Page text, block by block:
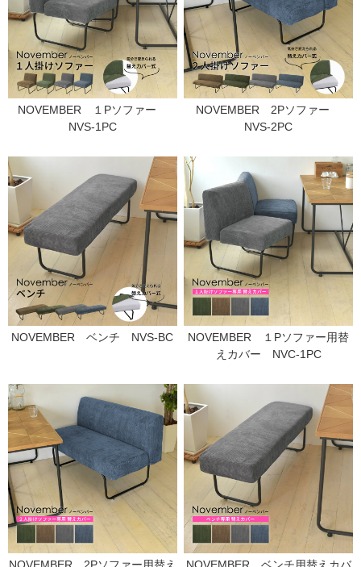
NOVEMBER １Pソファー
NVS-1PC
NOVEMBER 2Pソファー
NVS-2PC
NOVEMBER ベンチ NVS-BC
NOVEMBER １Pソファー用替
えカバー NVC-1PC